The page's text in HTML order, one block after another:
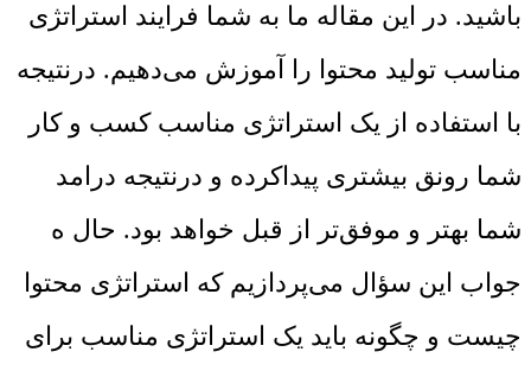
باشید. در این مقاله ما به شما فرایند استراتژی
مناسب تولید محتوا را آموزش می‌دهیم. درنتیجه
با استفاده از یک استراتژی مناسب کسب و کار
شما رونق بیشتری پیداکرده و درنتیجه درامد
شما بهتر و موفق‌تر از قبل خواهد بود. حال ه
جواب این سؤال می‌پردازیم که استراتژی محتوا
چیست و چگونه باید یک استراتژی مناسب برای